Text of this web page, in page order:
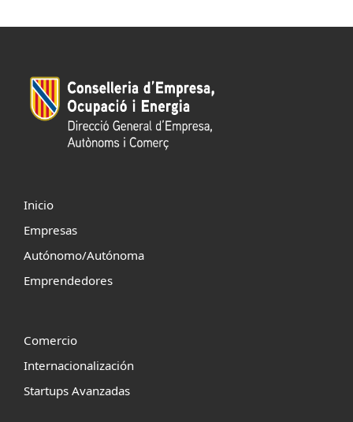
Inicio
Empresas
Autónomo/Autónoma
Emprendedores
Comercio
Internacionalización
Startups Avanzadas